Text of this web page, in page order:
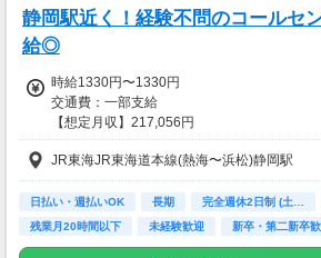
静岡駅近く！経験不問のコールセ
給◎
時給1330円〜1330円
交通費：一部支給
【想定月収】217,056円
［交通費］一部支給 交通費上限632円/日
kkw_bcov2106
JR東海JR東海道本線(熱海〜浜松)静岡駅
日払い・週払いOK 長期 完全週休2日制 (土…
残業月20時間以下
未経験歓迎 新卒・第二新卒
経験者歓迎